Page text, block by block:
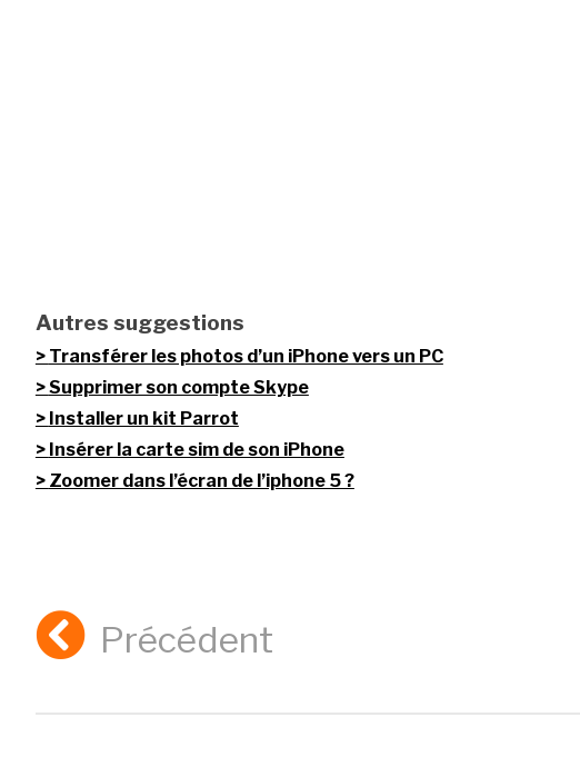
Autres suggestions
Transférer les photos d’un iPhone vers un PC
Supprimer son compte Skype
Installer un kit Parrot
Insérer la carte sim de son iPhone
Zoomer dans l’écran de l’iphone 5 ?
Précédent